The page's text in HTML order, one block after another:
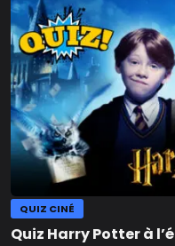
QUIZ CINÉ
Quiz Harry Potter à